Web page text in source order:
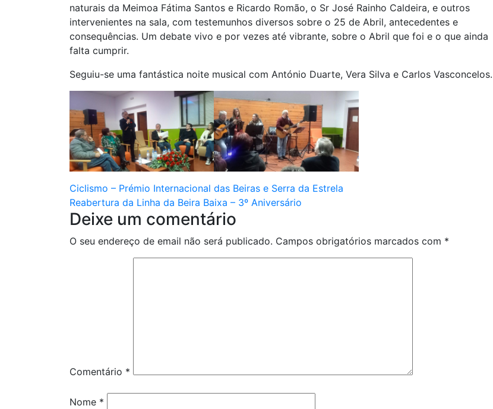
naturais da Meimoa Fátima Santos e Ricardo Romão, o Sr José Rainho Caldeira, e outros
intervenientes na sala, com testemunhos diversos sobre o 25 de Abril, antecedentes e
consequências. Um debate vivo e por vezes até vibrante, sobre o Abril que foi e o que ainda
falta cumprir.
Seguiu-se uma fantástica noite musical com António Duarte, Vera Silva e Carlos Vasconcelos.
Navegação
de
artigos
Ciclismo – Prémio Internacional das Beiras e Serra da Estrela
Reabertura da Linha da Beira Baixa – 3º Aniversário
Deixe um comentário
O seu endereço de email não será publicado. Campos obrigatórios marcados com *
Comentário *
Nome *